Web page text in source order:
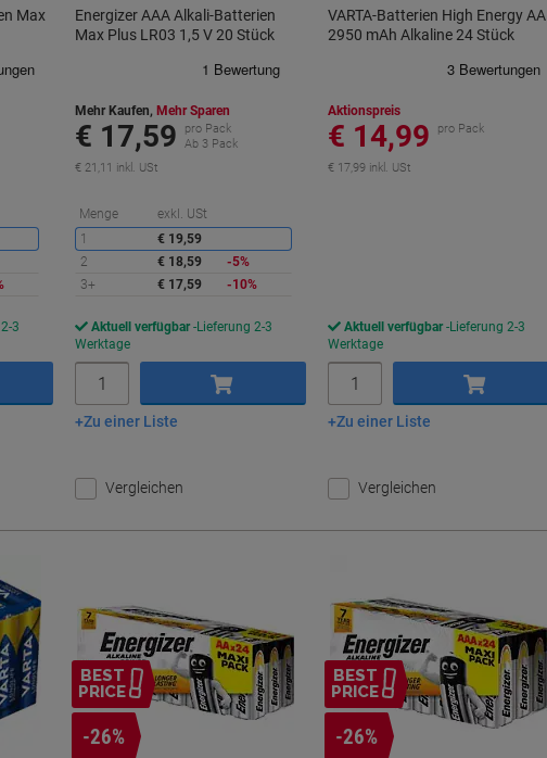
Max
sparen
3
Energizer AAA Alkali-Batterien
Max Plus LR03 1,5 V 20 Stück
Mehr Kaufen, Mehr Sparen
€ 17,59
pro Pack
Ab 3 Pack
€ 21,11 inkl. USt
Menge exkl. USt
1
€ 19,59
2
€ 18,59
-5%
3+
€ 17,59 -10%
Aktuell verfügbar Lieferung 2-3
Werktage
In den Warenkorb
Zu einer Liste
Vergleichen
VARTA-Batterien High Energy AA
2950 mAh Alkaline 24 Stück
Aktionspreis
€ 14,99 pro Pack
€ 17,99 inkl. USt
Aktuell verfügbar Lieferung 2-3
Werktage
In den Warenkorb
Zu einer Liste
Vergleichen
BEST
PRICE
-26%
BEST
PRICE
-26%